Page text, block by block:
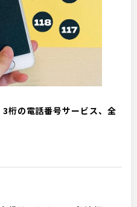
桁の電話番号サービス、全